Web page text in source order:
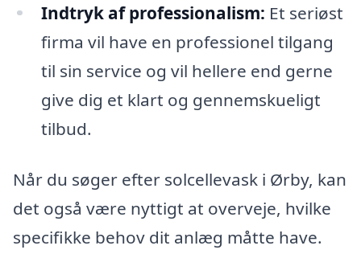
Indtryk af professionalism: Et seriøst
firma vil have en professionel tilgang
til sin service og vil hellere end gerne
give dig et klart og gennemskueligt
tilbud.
Når du søger efter solcellevask i Ørby, kan
det også være nyttigt at overveje, hvilke
specifikke behov dit anlæg måtte have.